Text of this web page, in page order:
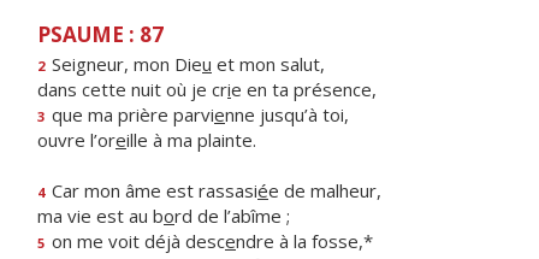
PSAUME : 87
2 Seigneur, mon Dieu et mon salut,
dans cette nuit où je crie en ta présence,
3 que ma prière parvienne jusqu’à toi,
ouvre l’oreille à ma plainte.
4 Car mon âme est rassasiée de malheur,
ma vie est au bord de l’abîme ;
5 on me voit déjà descendre à la fosse,*